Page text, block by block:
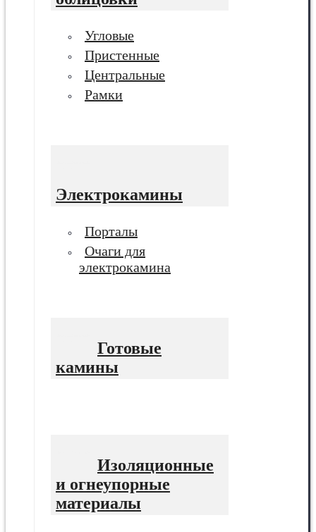
Угловые
Пристенные
Центральные
Рамки
Электрокамины
Порталы
Очаги для
электрокамина
Готовые
камины
Изоляционные
и огнеупорные
материалы